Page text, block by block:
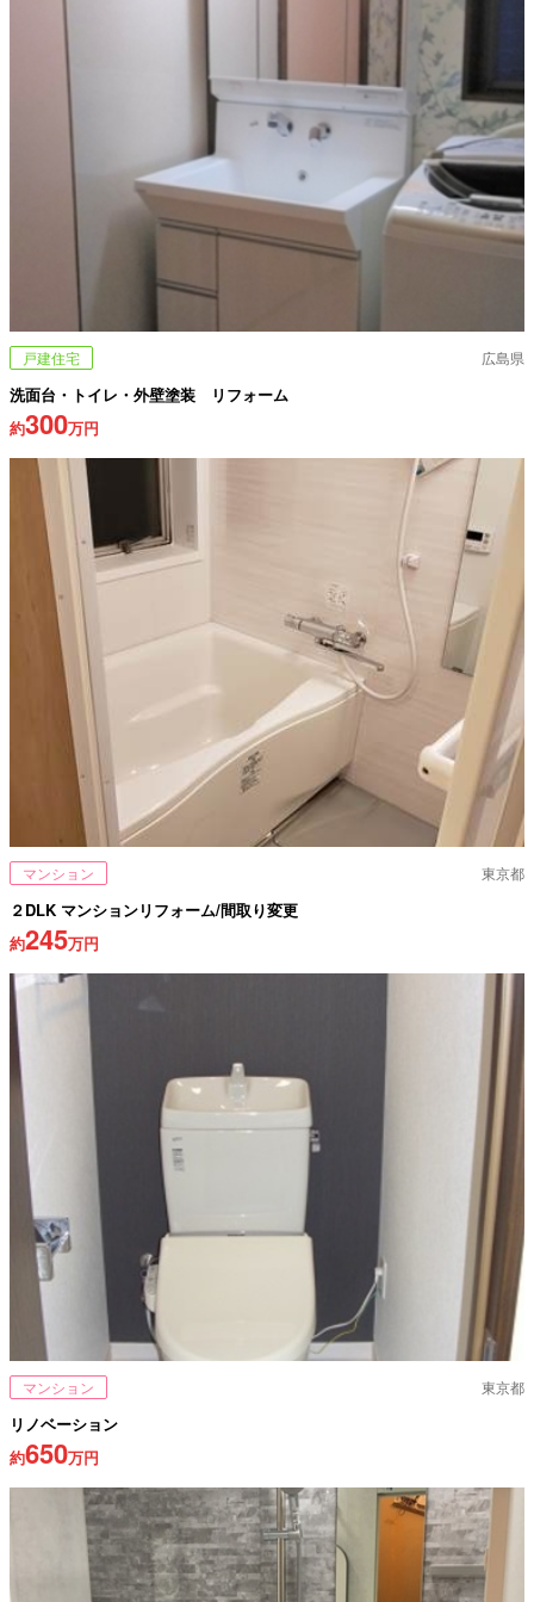
戸建住宅 広島県
洗面台・トイレ・外壁塗装 リフォーム
約300万円
マンション 東京都
２DLK マンションリフォーム/間取り変更
約245万円
マンション 東京都
リノベーション
約650万円